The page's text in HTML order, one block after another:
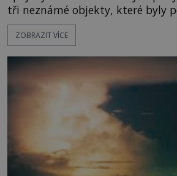
tři neznámé objekty, které byly
Do dnešních dnů nebyly trosky
těles objeveny. Je možné, že šlo o
mimozemského původu? Dne 4. února roku 2023
vydává
ZOBRAZIT VÍCE